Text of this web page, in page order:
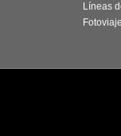
Líneas